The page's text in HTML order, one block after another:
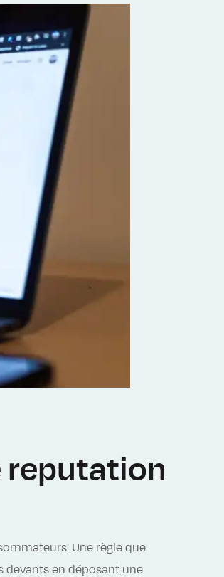
reputation
Une règle que
devants en déposant une